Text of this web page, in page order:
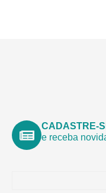
CADASTRE-
e receba